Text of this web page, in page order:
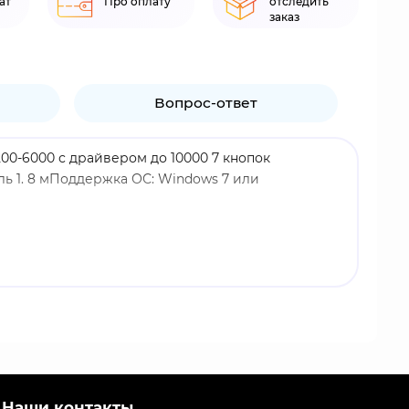
заказ
Вопрос-ответ
6000 с драйвером до 10000 7 кнопок
1. 8 мПоддержка ОС: Windows 7 или